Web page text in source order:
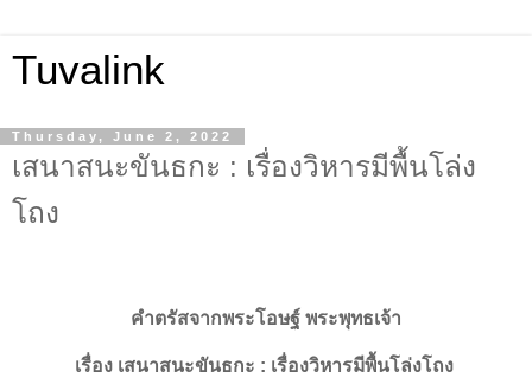
Tuvalink
Thursday, June 2, 2022
เสนาสนะขันธกะ : เรื่องวิหารมีพื้นโล่ง
โถง
คำตรัสจากพระโอษฐ์ พระพุทธเจ้า
เรื่อง เสนาสนะขันธกะ : เรื่องวิหารมีพื้นโล่งโถง